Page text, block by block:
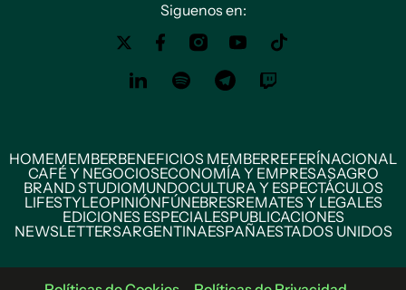
Siguenos en:
HOMEMEMBERBENEFICIOS MEMBERREFERÍNACIONAL
CAFÉ Y NEGOCIOSECONOMÍA Y EMPRESASAGRO
BRAND STUDIOMUNDOCULTURA Y ESPECTÁCULOS
LIFESTYLEOPINIÓNFÚNEBRESREMATES Y LEGALES
EDICIONES ESPECIALESPUBLICACIONES
NEWSLETTERSARGENTINAESPAÑAESTADOS UNIDOS